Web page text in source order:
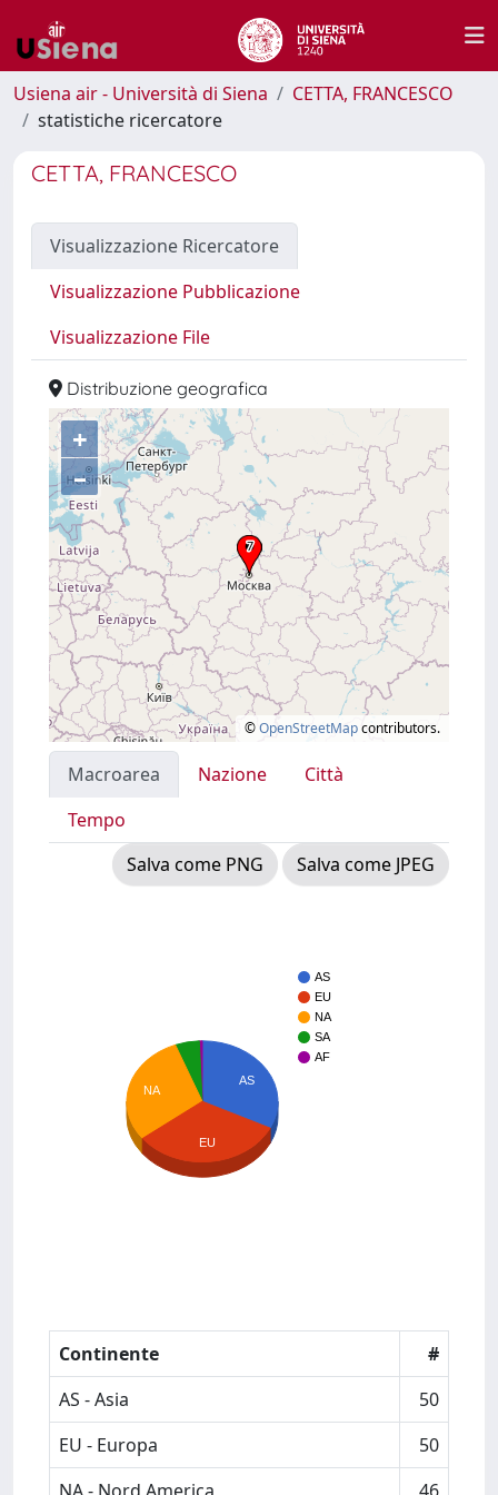
Usiena air - Università di Siena
CETTA, FRANCESCO
statistiche ricercatore
CETTA, FRANCESCO
Visualizzazione Ricercatore
Visualizzazione Pubblicazione
Visualizzazione File
Distribuzione geografica
+
–
©OpenStreetMapcontributors.
Macroarea Nazione
Città
Tempo
Salva come PNG
Salva come JPEG
AS
EU
NA
SA
AF
AS
NA
EU
Continente
#
AS - Asia
50
EU - Europa
50